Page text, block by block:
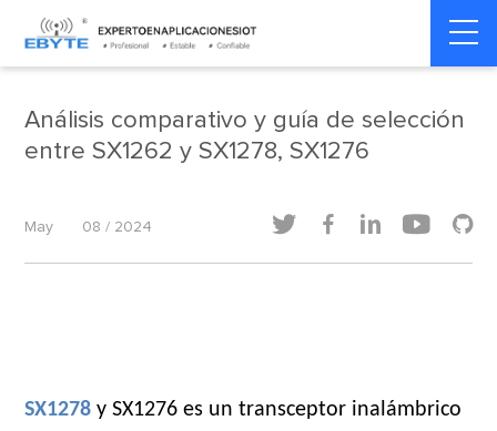
Home >
industrial
Análisis comparativo y guía de selección
entre SX1262 y SX1278, SX1276
May 08 / 2024     
SX1278 y SX1276 es un transceptor inalámbrico